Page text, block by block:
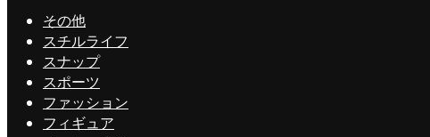
その他
スチルライフ
スナップ
スポーツ
ファッション
フィギュア